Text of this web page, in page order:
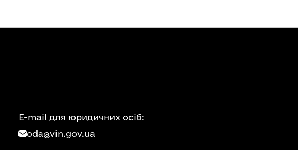
E-mail для юридичних осіб:
oda@vin.gov.ua